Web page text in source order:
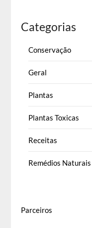
Categorias
Conservação
Geral
Plantas
Plantas Toxicas
Receitas
Remédios Naturais
Parceiros